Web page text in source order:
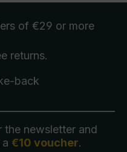
of €29 or more
returns.
back
the newsletter and
€10 voucher.